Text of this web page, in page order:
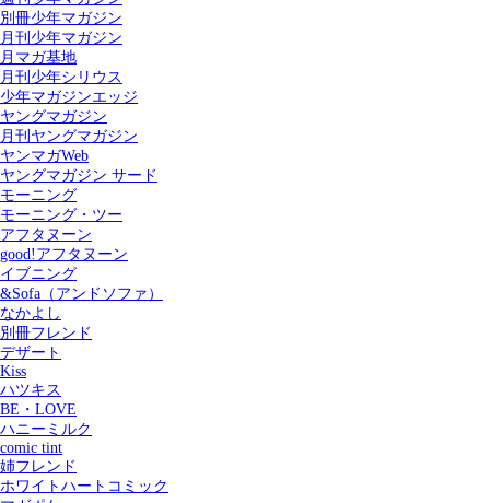
別冊少年マガジン
月刊少年マガジン
月マガ基地
月刊少年シリウス
少年マガジンエッジ
ヤングマガジン
月刊ヤングマガジン
ヤンマガWeb
ヤングマガジン サード
モーニング
モーニング・ツー
アフタヌーン
good!アフタヌーン
イブニング
&Sofa（アンドソファ）
なかよし
別冊フレンド
デザート
Kiss
ハツキス
BE・LOVE
ハニーミルク
comic tint
姉フレンド
ホワイトハートコミック